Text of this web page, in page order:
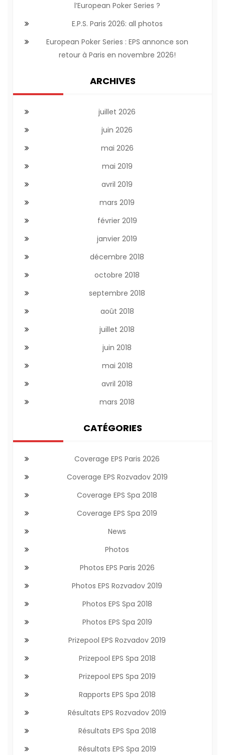
l’European Poker Series ?
E.P.S. Paris 2026: all photos
European Poker Series : EPS annonce son
retour à Paris en novembre 2026!
ARCHIVES
juillet 2026
juin 2026
mai 2026
mai 2019
avril 2019
mars 2019
février 2019
janvier 2019
décembre 2018
octobre 2018
septembre 2018
août 2018
juillet 2018
juin 2018
mai 2018
avril 2018
mars 2018
CATÉGORIES
Coverage EPS Paris 2026
Coverage EPS Rozvadov 2019
Coverage EPS Spa 2018
Coverage EPS Spa 2019
News
Photos
Photos EPS Paris 2026
Photos EPS Rozvadov 2019
Photos EPS Spa 2018
Photos EPS Spa 2019
Prizepool EPS Rozvadov 2019
Prizepool EPS Spa 2018
Prizepool EPS Spa 2019
Rapports EPS Spa 2018
Résultats EPS Rozvadov 2019
Résultats EPS Spa 2018
Résultats EPS Spa 2019